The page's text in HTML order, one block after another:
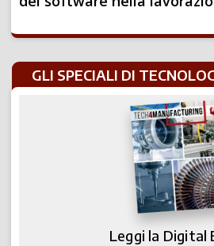
GLI SPECIALI DI
Leggi la Digital